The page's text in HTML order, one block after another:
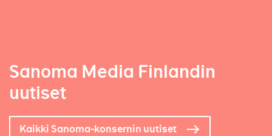
Sanoma Media Finlandin
uutiset
Kaikki Sanoma-konsernin uutiset